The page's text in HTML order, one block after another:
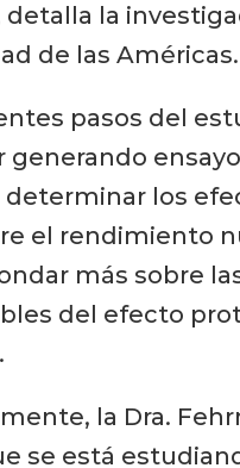
detalla la
de las Américas.
pasos del
generando
determinar los
el rendimiento
más sobre
del efecto
la Dra.
se está